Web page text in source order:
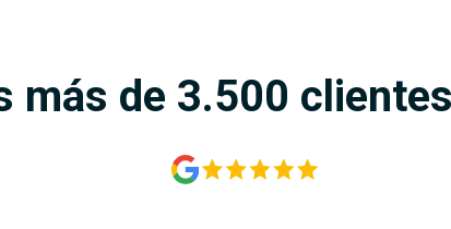
más de 3.500